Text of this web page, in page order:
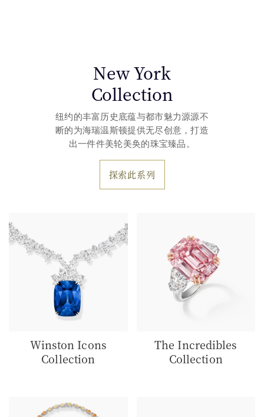
New York
Collection
纽约的丰富历史底蕴与都市魅力源源不
断的为海瑞温斯顿提供无尽创意，打造
出一件件美轮美奂的珠宝臻品。
探索此系列
Winston Icons
Collection
The Incredibles
Collection